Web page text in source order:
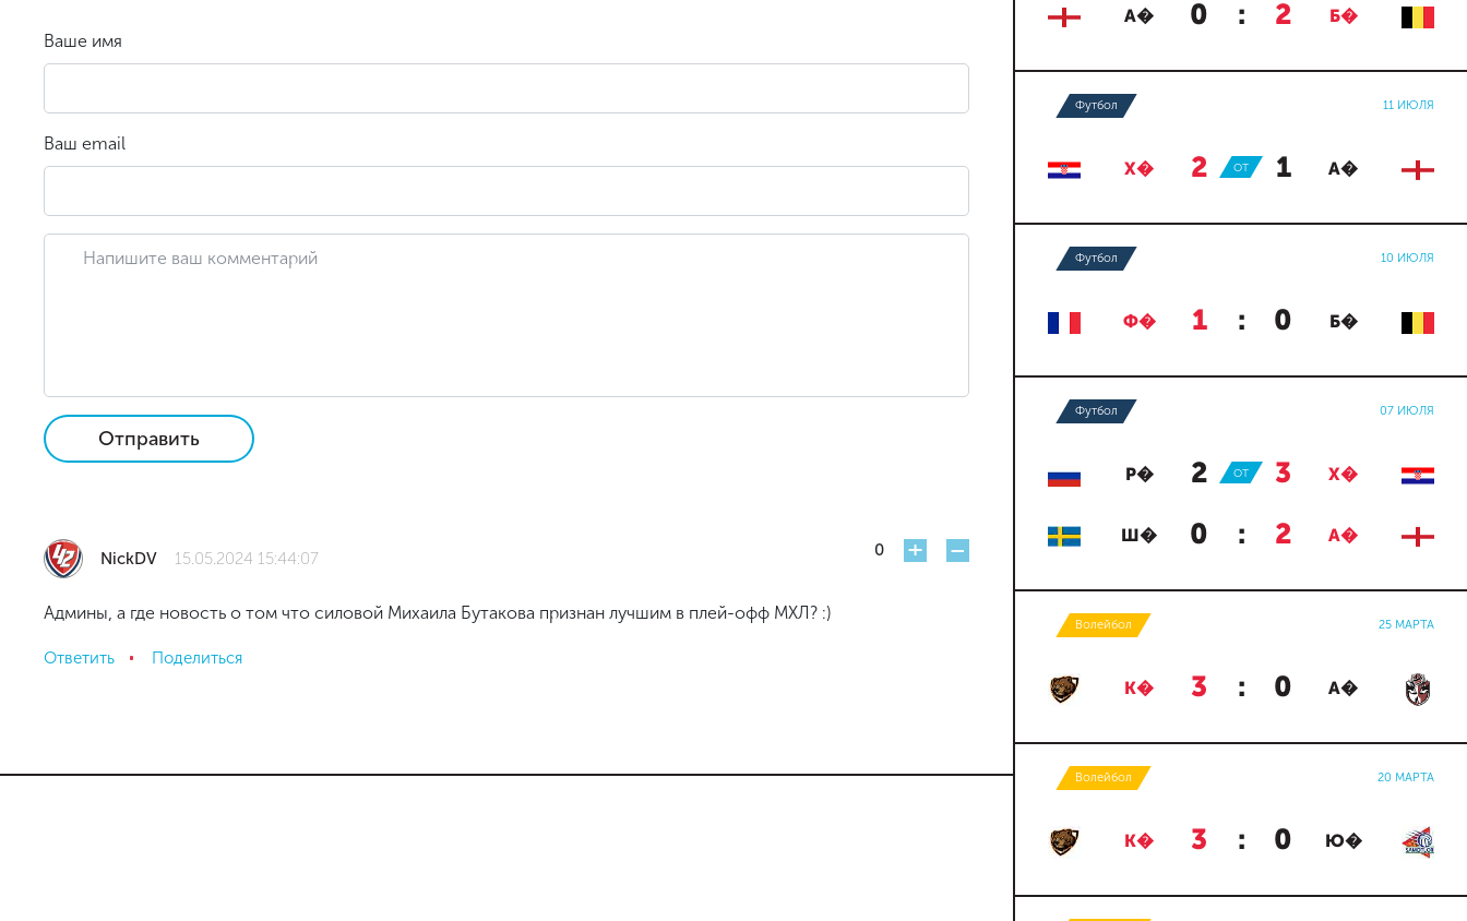
Ваше имя
Ваш email
Отправить
NickDV 15.05.2024 15:44:07 0 + -
Админы, а где новость о том что силовой Михаила Бутакова признан лучшим в плей-офф МХЛ? :)
Ответить Поделиться
А� 0 : 2 Б�
Футбол 11 ИЮЛЯ
Х� 2 : 1 А�
ОТ
Футбол 10 ИЮЛЯ
Ф� 1 : 0 Б�
Футбол 07 ИЮЛЯ
Р� 2 : 3 Х�
ОТ
Ш� 0 : 2 А�
Волейбол 25 МАРТА
К� 3 : 0 А�
Волейбол 20 МАРТА
К� 3 : 0 Ю�